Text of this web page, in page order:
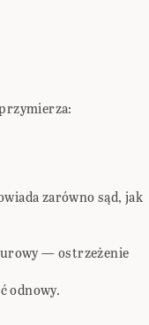
zarówno sąd, jak
— ostrzeżenie
odnowy.